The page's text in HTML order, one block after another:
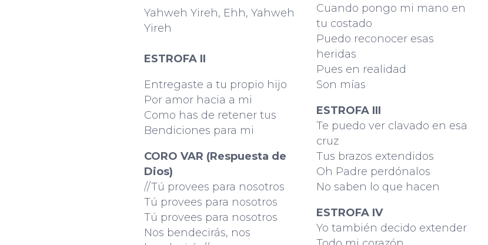
Yahweh Yireh, Ehh, Yahweh
Yireh
ESTROFA II
Entregaste a tu propio hijo
Por amor hacia a mi
Como has de retener tus
Bendiciones para mi
CORO VAR (Respuesta de
Dios)
//Tú provees para nosotros
Tú provees para nosotros
Tú provees para nosotros
Nos bendecirás, nos
Cuando pongo mi mano en
tu costado
Puedo reconocer esas
heridas
Pues en realidad
Son mías
ESTROFA III
Te puedo ver clavado en esa
cruz
Tus brazos extendidos
Oh Padre perdónalos
No saben lo que hacen
ESTROFA IV
Yo también decido extender